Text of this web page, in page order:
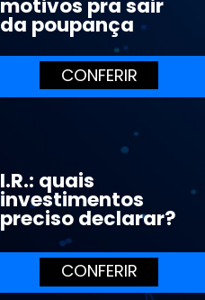
motivos pra sair
da poupança
I.R.: quais
investimentos
preciso declarar?
CONFERIR
CONFERIR